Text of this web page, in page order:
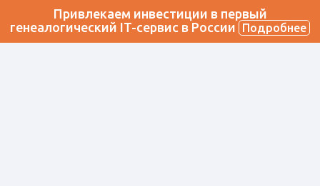
Привлекаем инвестиции в первый
генеалогический IT-сервис в России
Подробнее